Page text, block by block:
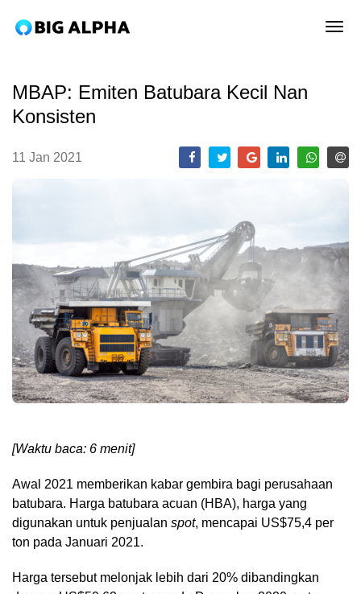
MBAP: Emiten Batubara Kecil Nan
Konsisten
11 Jan 2021
[Waktu baca: 6 menit]
Awal 2021 memberikan kabar gembira bagi perusahaan
batubara. Harga batubara acuan (HBA), harga yang
digunakan untuk penjualan spot, mencapai US$75,4 per
ton pada Januari 2021.
Harga tersebut melonjak lebih dari 20% dibandingkan